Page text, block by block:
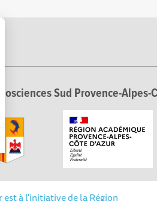
de confidentialité, en
Sud Provence-
à l'initiative de la Région